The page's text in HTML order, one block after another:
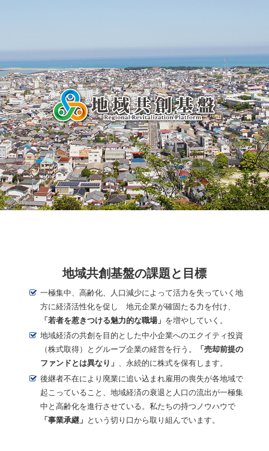
地域共創基盤の課題と目標
一極集中、高齢化、人口減少によって活力を失っていく地
方に経済活性化を促し 地元企業が確固たる力を付け、
「若者を惹きつける魅力的な職場」 を増やしていく。
地域経済の共創を目的とした中小企業へのエクイティ投資
（株式取得）とグループ企業の経営を行う。
「売却前提の
ファンドとは異なり」 、永続的に株式を保有します。
後継者不在により廃業に追い込まれ雇用の喪失が各地域で
起こっていること、地域経済の衰退と人口の流出が一極集
中と高齢化を進行させている。私たちの持つノウハウで
「事業承継」 という切り口から取り組んでいます。